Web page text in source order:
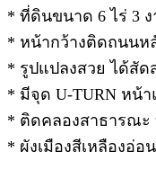
* ที่ดินขนาด 6 ไร่ 3 ง
* หน้ากว้างติดถนนห
* รูปแปลงสวย ได้สัด
* มีจุด U-TURN หน้
* ติดคลองสาธารณะ
* ผังเมืองสีเหลืองอ่